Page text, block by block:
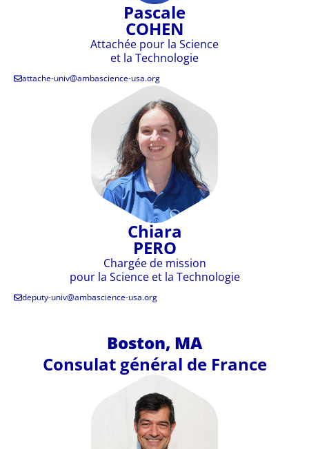
Pascale
COHEN
Attachée pour la Science
et la Technologie
attache-univ@ambascience-usa.org
Chiara
PERO
Chargée de mission
pour la Science et la Technologie
deputy-univ@ambascience-usa.org
Boston, MA
Consulat général de France